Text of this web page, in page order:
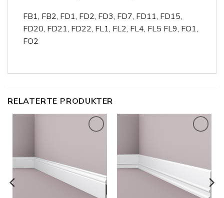
FB1, FB2, FD1, FD2, FD3, FD7, FD11, FD15,
FD20, FD21, FD22, FL1, FL2, FL4, FL5 FL9, FO1,
FO2
RELATERTE PRODUKTER
ønskeliste